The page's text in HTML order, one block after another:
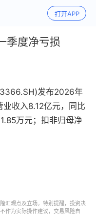
打开APP
季度净亏损
发布2026年
业收入8.12亿元，同比
万元；扣非归母净
汇观点及立场。特别提醒，投资决
作为实际操作建议，交易风险自